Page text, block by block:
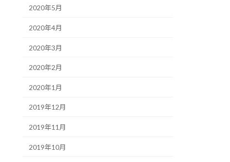
2020年5月
2020年4月
2020年3月
2020年2月
2020年1月
2019年12月
2019年11月
2019年10月